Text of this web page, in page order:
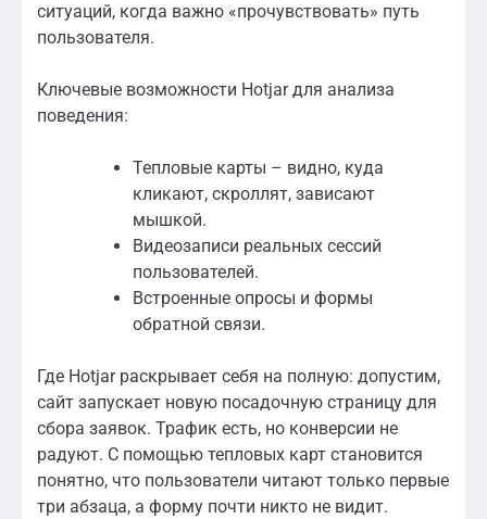
ситуаций, когда важно «прочувствовать» путь
пользователя.
Ключевые возможности Hotjar для анализа
поведения:
Тепловые карты – видно, куда
кликают, скроллят, зависают
мышкой.
Видеозаписи реальных сессий
пользователей.
Встроенные опросы и формы
обратной связи.
Где Hotjar раскрывает себя на полную: допустим,
сайт запускает новую посадочную страницу для
сбора заявок. Трафик есть, но конверсии не
радуют. С помощью тепловых карт становится
понятно, что пользователи читают только первые
три абзаца, а форму почти никто не видит.